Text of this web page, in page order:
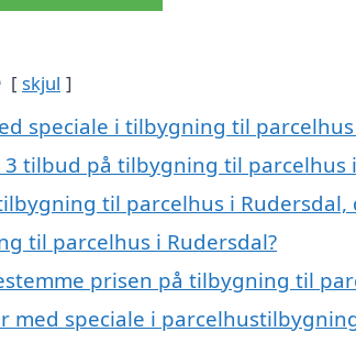
skjul
speciale i tilbygning til
tilbud på tilbygning til parcelhus
til parcelhus i
til parcelhus i Rudersdal?
prisen på tilbygning til
med speciale i